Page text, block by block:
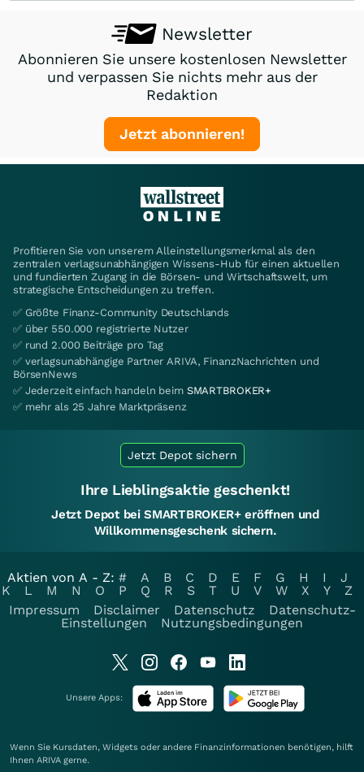
Newsletter
Abonnieren Sie unsere kostenlosen Newsletter
und verpassen Sie nichts mehr aus der
Redaktion
Jetzt abonnieren!
Profitieren Sie von unserem Alleinstellungsmerkmal als den
zentralen verlagsunabhängigen Wissens-Hub für einen aktuellen
und fundierten Zugang in die Börsen- und Wirtschaftswelt, um
strategische Entscheidungen zu treffen.
✅ Größte Finanz-Community Deutschlands
✅ über 550.000 registrierte Nutzer
✅ rund 2.000 Beiträge pro Tag
✅ verlagsunabhängige Partner ARIVA, FinanzNachrichten und
BörsenNews
✅ Jederzeit einfach handeln beim SMARTBROKER+
✅ mehr als 25 Jahre Marktpräsenz
Jetzt Depot sichern
Ihre Lieblingsaktie geschenkt!
Jetzt Depot bei SMARTBROKER+ eröffnen und
Willkommensgeschenk sichern.
Aktien von A - Z: # A B C D E F G H I
J
K
L M N O P Q R S T U V W X Y
Z
Impressum
Disclaimer Datenschutz
Datenschutz-
Einstellungen
Nutzungsbedingungen
Unsere Apps:
Wenn Sie Kursdaten, Widgets oder andere Finanzinformationen benötigen, hilft
Ihnen ARIVA gerne.